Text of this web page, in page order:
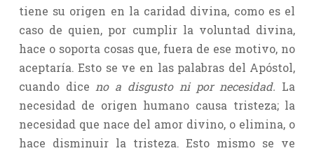
tiene su origen en la caridad divina, como es el
caso de quien, por cumplir la voluntad divina,
hace o soporta cosas que, fuera de ese motivo, no
aceptaría. Esto se ve en las palabras del Apóstol,
cuando dice no a disgusto ni por necesidad. La
necesidad de origen humano causa tristeza; la
necesidad que nace del amor divino, o elimina, o
hace disminuir la tristeza. Esto mismo se ve